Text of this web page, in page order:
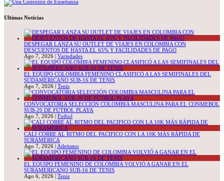
Ultimas Noticias
DESPEGAR LANZA SU OUTLET DE VIAJES EN COLOMBIA CON
DESCUENTOS DE HASTA EL 65% Y FACILIDADES DE PAGO
Ago 7, 2026 | Variedades
EL EQUIPO COLOMBIA FEMENINO CLASIFICÓ A LAS SEMIFINALES DEL
SUDAMERICANO SUB-16 DE TENIS
Ago 7, 2026 | Tenis
CONVOCATORIA SELECCIÓN COLOMBIA MASCULINA PARA EL CONMEBOL
SUB-20 DE FÚTBOL PLAYA
Ago 7, 2026 | Futbol
CALI CORRE AL RITMO DEL PACIFICO CON LA 10K MÁS RÁPIDA DE
SURAMÉRICA
Ago 7, 2026 | Atletismo
EL EQUIPO FEMENINO DE COLOMBIA VOLVIÓ A GANAR EN EL
SURAMERICANO SUB-16 DE TENIS
Ago 6, 2026 | Tenis